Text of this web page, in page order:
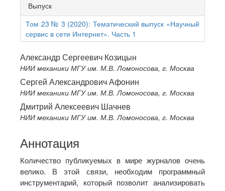
Выпуск
Том 23 № 3 (2020): Тематический выпуск «Научный
сервис в сети Интернет». Часть 1
Main
Article
Content
Александр Сергеевич Козицын
НИИ механики МГУ им. М.В. Ломоносова, г. Москва
Сергей Александрович Афонин
НИИ механики МГУ им. М.В. Ломоносова, г. Москва
Дмитрий Алексеевич Шачнев
НИИ механики МГУ им. М.В. Ломоносова, г. Москва
Аннотация
Количество публикуемых в мире журналов очень
велико. В этой связи, необходим программный
инструментарий, который позволит анализировать